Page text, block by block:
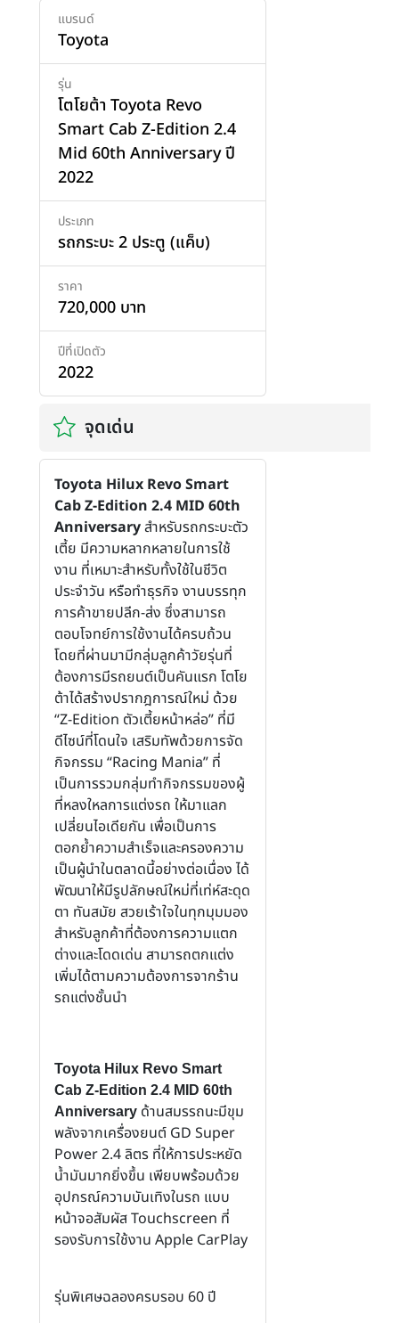
แบรนด์
Toyota
รุ่น
โตโยต้า Toyota Revo
Smart Cab Z-Edition 2.4
Mid 60th Anniversary ปี
2022
ประเภท
รถกระบะ 2 ประตู (แค็บ)
ราคา
720,000 บาท
ปีที่เปิดตัว
2022
จุดเด่น
Toyota Hilux Revo Smart
Cab Z-Edition 2.4 MID 60th
Anniversaryสำหรับรถกระบะตัว
เตี้ย มีความหลากหลายในการใช้
งาน ที่เหมาะสำหรับทั้งใช้ในชีวิต
ประจำวัน หรือทำธุรกิจ งานบรรทุก
การค้าขายปลีก-ส่ง ซึ่งสามารถ
ตอบโจทย์การใช้งานได้ครบถ้วน
โดยที่ผ่านมามีกลุ่มลูกค้าวัยรุ่นที่
ต้องการมีรถยนต์เป็นคันแรก โตโย
ต้าได้สร้างปรากฎการณ์ใหม่ ด้วย
“Z-Edition ตัวเตี้ยหน้าหล่อ” ที่มี
ดีไซน์ที่โดนใจ เสริมทัพด้วยการจัด
กิจกรรม “Racing Mania” ที่
เป็นการรวมกลุ่มทำกิจกรรมของผู้
ที่หลงใหลการแต่งรถ ให้มาแลก
เปลี่ยนไอเดียกัน เพื่อเป็นการ
ตอกย้ำความสำเร็จและครองความ
เป็นผู้นำในตลาดนี้อย่างต่อเนื่อง ได้
พัฒนาให้มีรูปลักษณ์ใหม่ที่เท่ห์สะดุด
ตา ทันสมัย สวยเร้าใจในทุกมุมมอง
สำหรับลูกค้าที่ต้องการความแตก
ต่างและโดดเด่น สามารถตกแต่ง
เพิ่มได้ตามความต้องการจากร้าน
รถแต่งชั้นนำ
Toyota Hilux Revo Smart
Cab Z-Edition 2.4 MID 60th
Anniversary ด้านสมรรถนะมีขุม
พลังจากเครื่องยนต์ GD Super
Power 2.4 ลิตร ที่ให้การประหยัด
น้ำมันมากยิ่งขึ้น เพียบพร้อมด้วย
อุปกรณ์ความบันเทิงในรถ แบบ
หน้าจอสัมผัส Touchscreen ที่
รองรับการใช้งาน Apple CarPlay
รุ่นพิเศษฉลองครบรอบ 60 ปี